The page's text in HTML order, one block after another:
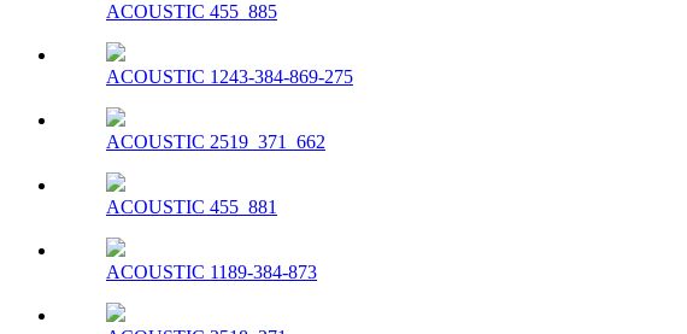
ACOUSTIC 455_885
ACOUSTIC 1243-384-869-275
ACOUSTIC 2519_371_662
ACOUSTIC 455_881
ACOUSTIC 1189-384-873